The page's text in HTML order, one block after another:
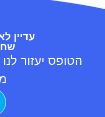
עדיין
הטופס יעזור